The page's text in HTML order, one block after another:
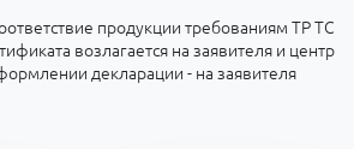
продукции требованиям ТР ТС
возлагается на заявителя и центр
декларации - на заявителя